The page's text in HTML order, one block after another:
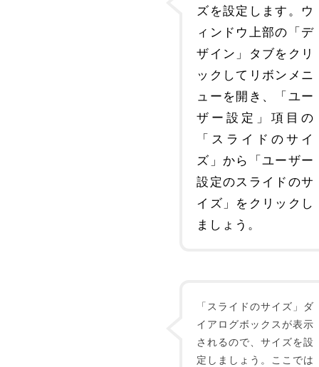
ズを設定します。ウ
ィンドウ上部の「デ
ザイン」タブをクリ
ックしてリボンメニ
ューを開き、「ユー
ザー設定」項目の
「スライドのサイ
ズ」から「ユーザー
設定のスライドのサ
イズ」をクリックし
ましょう。
「スライドのサイズ」ダ
イアログボックスが表示
されるので、サイズを設
定しましょう。ここでは